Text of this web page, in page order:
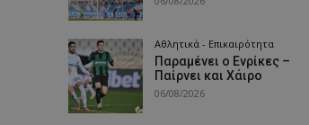
Αθλητικά - Επικαιρότητα
Παραμένει ο Ενρίκες –
Παίρνει και Χάιρο
06/08/2026